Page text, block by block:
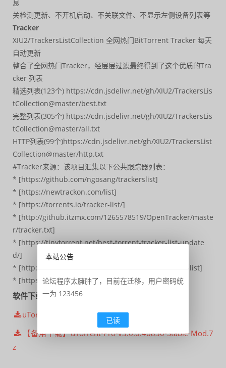
息
关检测更新、不开机启动、不关联文件、不显示左侧设备列表等
Tracker
XIU2/TrackersListCollection 全网热门BitTorrent Tracker 每天
自动更新
整合了全网热门Tracker，经层层过滤最终得到了这个优质的Tra
cker 列表
精选列表(123个) https://cdn.jsdelivr.net/gh/XIU2/TrackersLis
tCollection@master/best.txt
完整列表(305个) https://cdn.jsdelivr.net/gh/XIU2/TrackersLis
tCollection@master/all.txt
HTTP列表(99个)https://cdn.jsdelivr.net/gh/XIU2/TrackersList
Collection@master/http.txt
#Tracker来源：该项目汇集以下公共跟踪器列表：
* [https://github.com/ngosang/trackerslist]
* [https://newtrackon.com/list]
* [https://torrents.io/tracker-list/]
* [http://github.itzmx.com/1265578519/OpenTracker/maste
r/tracker.txt]
* [https://tinytorrent.net/best-torrent-tracker-list-update
d/]
* [http://www.torrenttrackerlist.com/torrent-tracker-list]
* [https://github.com/DeSireFire/animeTrackerList]
软件下载
uTorrent-Pro-v3.6.0.46830-Stable-Mod.7z
【备用下载】uTorrent-Pro-v3.6.0.46830-Stable-Mod.7
z
本站公告
论坛程序太臃肿了，目前在迁移，用户密码统
一为 123456
已读